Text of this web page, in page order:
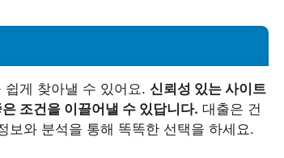
게 찾아낼 수 있어요. 신뢰성 있는 사이트
조건을 이끌어낼 수 있답니다. 대출은 건
보와 분석을 통해 똑똑한 선택을 하세요.